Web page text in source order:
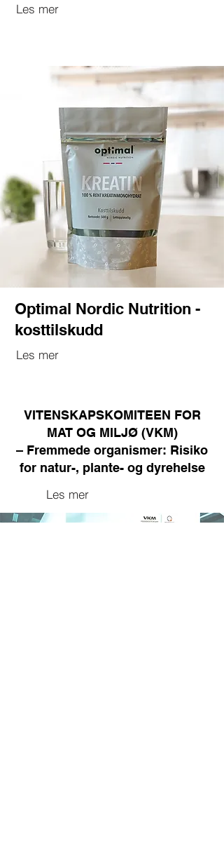
Les mer
Optimal Nordic Nutrition -
kosttilskudd
Les mer
VITENSKAPSKOMITEEN FOR
MAT OG MILJØ (VKM)
– Fremmede organismer: Risiko
for natur-, plante- og dyrehelse
Les mer